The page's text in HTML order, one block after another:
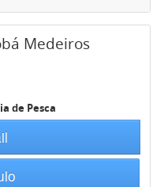
Medeiros
de Pesca